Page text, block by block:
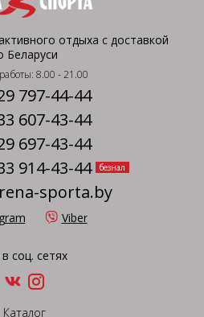
отдыха с доставкой
Беларуси
8.00 - 21.00
797-44-44
607-43-44
697-43-44
914-43-44
безнал
sporta.by
Viber
соц. сетях
Каталог